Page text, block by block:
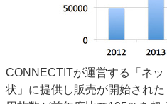
JFPI印刷用語集
購読・購入申し込み
お問い合わせ
CONNECTITが運営する「ネ
状」に提供し販売が開始され